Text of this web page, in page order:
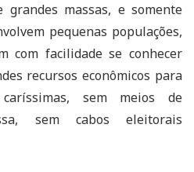
massas, e somente
pequenas populações,
com facilidade se conhecer
recursos econômicos para
sem meios de
sem cabos eleitorais